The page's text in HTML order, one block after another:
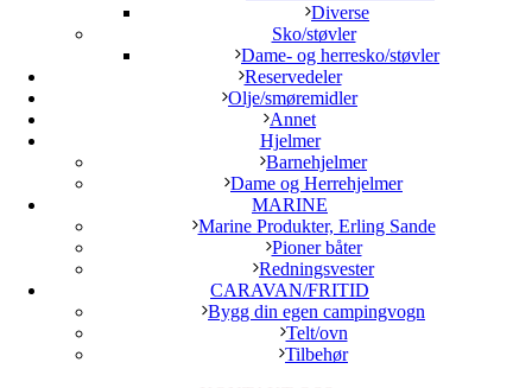
Diverse
Sko/støvler
Dame- og herresko/støvler
Reservedeler
Olje/smøremidler
Annet
Hjelmer
Barnehjelmer
Dame og Herrehjelmer
MARINE
Marine Produkter, Erling Sande
Pioner båter
Redningsvester
CARAVAN/FRITID
Bygg din egen campingvogn
Telt/ovn
Tilbehør